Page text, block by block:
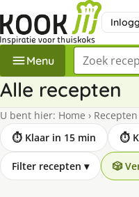
Menu Zoek een
Alle recepten
U bent hier: Home › Recepten
⏱ Klaar in 15 min
⏱
Filter recepten ▾ 🎲